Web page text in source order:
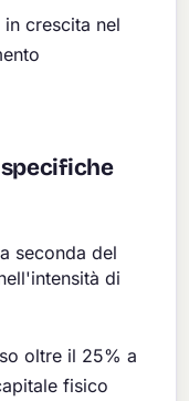
in crescita nel
specifiche
seconda del
di
oltre il 25% a
fisico